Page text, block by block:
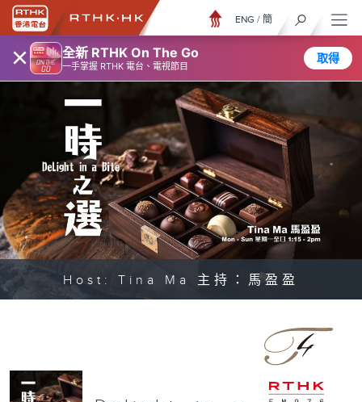
× 全新 RTHK On The Go
一手掌握 RTHK 電台、電視節目
取得
ENG / 簡
Host: Tina Ma 主持：馬盈盈